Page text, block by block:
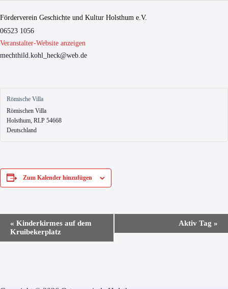
Förderverein Geschichte und Kultur Holsthum e.V.
06523 1056
Ver­an­stal­ter-Web­site anzeigen
mechthild.kohl_heck@web.de
Römische Villa
Römi­schen Villa
Holst­hum, RLP 54668
Deutsch­land
Zum Kalender hinzufügen
« Kinderkirmes auf dem
Kruibekerplatz
Aktiv Tag »